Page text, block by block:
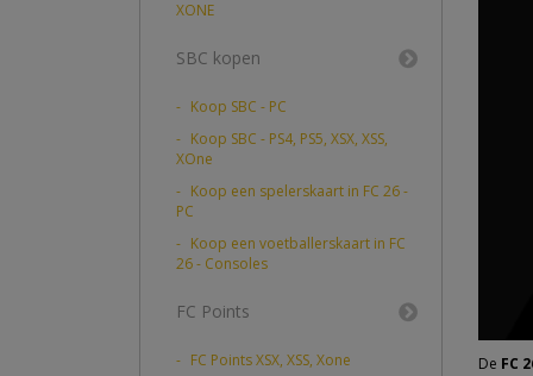
XONE
SBC kopen
Koop SBC - PC
Koop SBC - PS4, PS5, XSX, XSS,
XOne
Koop een spelerskaart in FC 26 -
PC
Koop een voetballerskaart in FC
26 - Consoles
FC Points
FC Points XSX, XSS, Xone
De FC